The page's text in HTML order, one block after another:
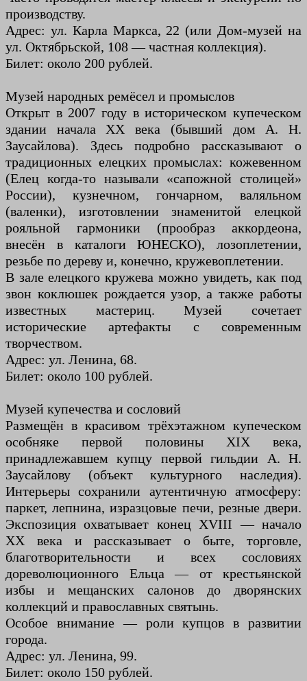
производству.
Адрес: ул. Карла Маркса, 22 (или Дом-музей на
ул. Октябрьской, 108 — частная коллекция).
Билет: около 200 рублей.
Музей народных ремёсел и промыслов
Открыт в 2007 году в историческом купеческом
здании начала XX века (бывший дом А. Н.
Заусайлова). Здесь подробно рассказывают о
традиционных елецких промыслах: кожевенном
(Елец когда-то называли «сапожной столицей»
России), кузнечном, гончарном, валяльном
(валенки), изготовлении знаменитой елецкой
рояльной гармоники (прообраз аккордеона,
внесён в каталоги ЮНЕСКО), лозоплетении,
резьбе по дереву и, конечно, кружевоплетении.
В зале елецкого кружева можно увидеть, как под
звон коклюшек рождается узор, а также работы
известных мастериц. Музей сочетает
исторические артефакты с современным
творчеством.
Адрес: ул. Ленина, 68.
Билет: около 100 рублей.
Музей купечества и сословий
Размещён в красивом трёхэтажном купеческом
особняке первой половины XIX века,
принадлежавшем купцу первой гильдии А. Н.
Заусайлову (объект культурного наследия).
Интерьеры сохранили аутентичную атмосферу:
паркет, лепнина, изразцовые печи, резные двери.
Экспозиция охватывает конец XVIII — начало
XX века и рассказывает о быте, торговле,
благотворительности и всех сословиях
дореволюционного Ельца — от крестьянской
избы и мещанских салонов до дворянских
коллекций и православных святынь.
Особое внимание — роли купцов в развитии
города.
Адрес: ул. Ленина, 99.
Билет: около 150 рублей.